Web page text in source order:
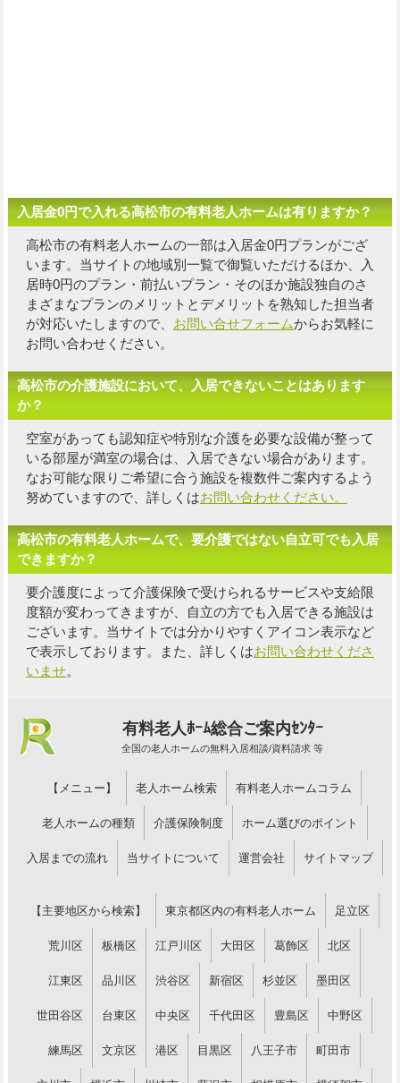
入居金0円で入れる高松市の有料老人ホームは有りますか？
高松市の有料老人ホームの一部は入居金0円プランがござ
います。当サイトの地域別一覧で御覧いただけるほか、入
居時0円のプラン・前払いプラン・そのほか施設独自のさ
まざまなプランのメリットとデメリットを熟知した担当者
が対応いたしますので、 お問い合せフォームからお気軽に
お問い合わせください。
高松市の介護施設において、入居できないことはあります
か？
空室があっても認知症や特別な介護を必要な設備が整って
いる部屋が満室の場合は、入居できない場合があります。
なお可能な限り ご希望に合う施設を複数件ご案内するよう
努めていますので、詳しくはお問い合わせください。
高松市の有料老人ホームで、要介護ではない自立可でも入居
できますか？
要介護度によって介護保険で受けられるサービスや支給限
度額が変わってきますが、自立の方でも入居できる施設は
ございます。当サイトでは分かりやすくアイコン表示など
で表示しております。また、詳しくはお問い合わせくださ
いませ。
有料老人ﾎｰﾑ総合ご案内ｾﾝﾀｰ
全国の老人ホームの無料入居相談/資料請求 等
【メニュー】 老人ホーム検索 有料老人ホームコラム
老人ホームの種類 介護保険制度 ホーム選びのポイント
入居までの流れ 当サイトについて 運営会社 サイトマップ
【主要地区から検索】 東京都区内の有料老人ホーム 足立区
荒川区 板橋区 江戸川区 大田区 葛飾区 北区
江東区 品川区 渋谷区 新宿区 杉並区 墨田区
世田谷区 台東区 中央区 千代田区 豊島区 中野区
練馬区 文京区 港区 目黒区 八王子市 町田市